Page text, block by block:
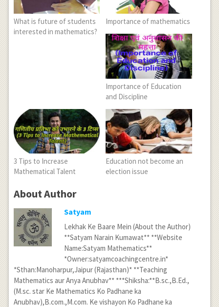
What is future of students
interested in mathematics?
Importance of mathematics
Importance of Education
and Discipline
3 Tips to Increase
Mathematical Talent
Education not become an
election issue
About Author
Satyam
Lekhak Ke Baare Mein (About the Author)
**Satyam Narain Kumawat** **Website
Name:Satyam Mathematics**
*Owner:satyamcoachingcentre.in*
*Sthan:Manoharpur,Jaipur (Rajasthan)* **Teaching
Mathematics aur Anya Anubhav** ***Shiksha:**B.sc.,B.Ed.,
(M.sc. star Ke Mathematics Ko Padhane ka
Anubhav),B.com.,M.com. Ke vishayon Ko Padhane ka